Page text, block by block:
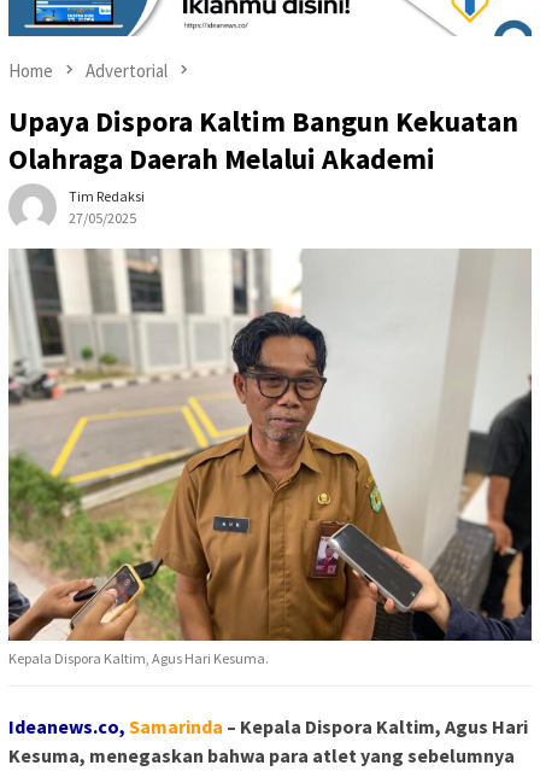
Home Advertorial
Upaya Dispora Kaltim Bangun Kekuatan
Olahraga Daerah Melalui Akademi
Tim Redaksi
27/05/2025
Kepala Dispora Kaltim, Agus Hari Kesuma.
Ideanews.co, Samarinda – Kepala Dispora Kaltim, Agus Hari
Kesuma, menegaskan bahwa para atlet yang sebelumnya